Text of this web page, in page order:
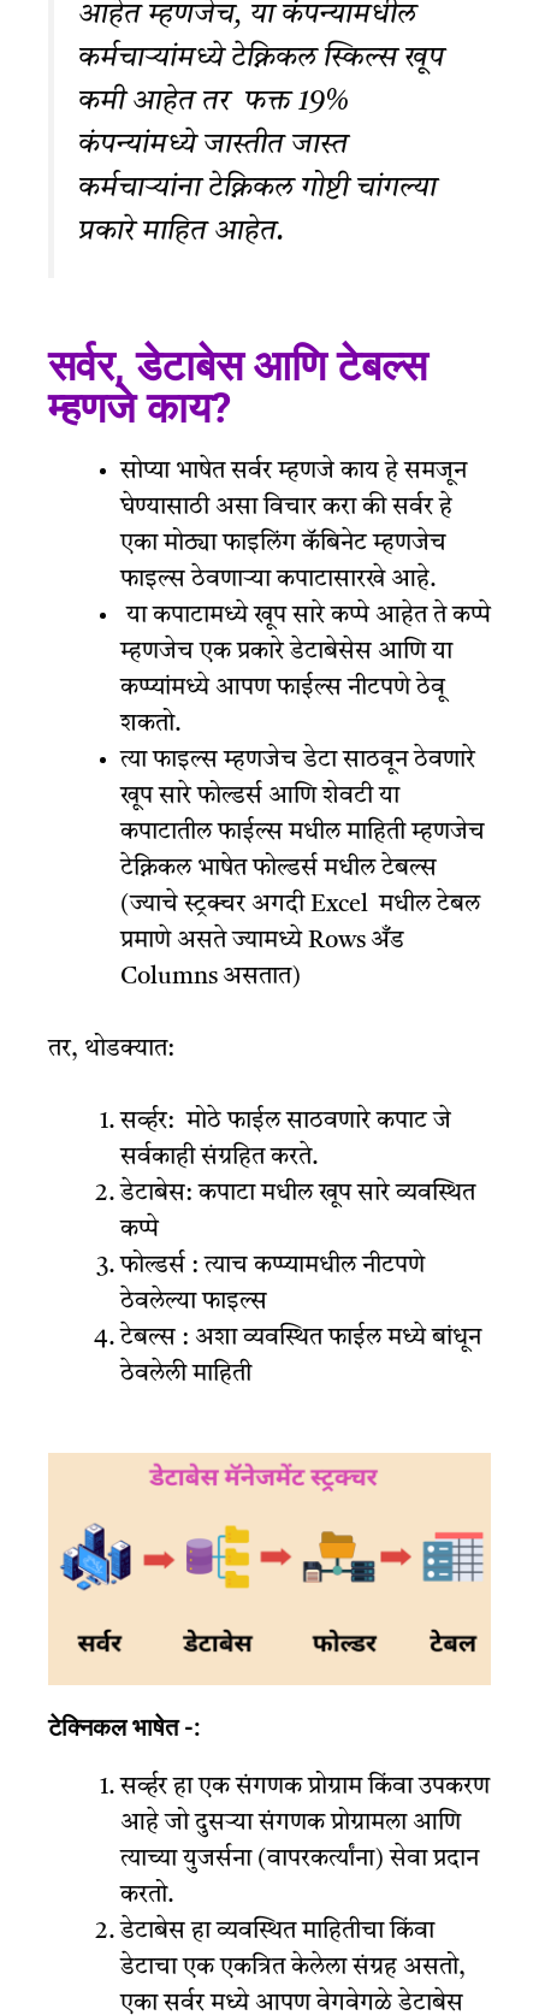
आहेत म्हणजेच, या कंपन्यामधील
कर्मचाऱ्यांमध्ये टेक्निकल स्किल्स खूप
कमी आहेत तर फक्त 19%
कंपन्यांमध्ये जास्तीत जास्त
कर्मचाऱ्यांना टेक्निकल गोष्टी चांगल्या
प्रकारे माहित आहेत.
सर्वर, डेटाबेस आणि टेबल्स
म्हणजे काय?
सोप्या भाषेत सर्वर म्हणजे काय हे समजून
घेण्यासाठी असा विचार करा की सर्वर हे
एका मोठ्या फाइलिंग कॅबिनेट म्हणजेच
फाइल्स ठेवणाऱ्या कपाटासारखे आहे.
या कपाटामध्ये खूप सारे कप्पे आहेत ते कप्पे
म्हणजेच एक प्रकारे डेटाबेसेस आणि या
कप्प्यांमध्ये आपण फाईल्स नीटपणे ठेवू
शकतो.
त्या फाइल्स म्हणजेच डेटा साठवून ठेवणारे
खूप सारे फोल्डर्स आणि शेवटी या
कपाटातील फाईल्स मधील माहिती म्हणजेच
टेक्निकल भाषेत फोल्डर्स मधील टेबल्स
(ज्याचे स्ट्रक्चर अगदी Excel मधील टेबल
प्रमाणे असते ज्यामध्ये Rows अँड
Columns असतात)
तर, थोडक्यात:
सर्व्हर: मोठे फाईल साठवणारे कपाट जे
सर्वकाही संग्रहित करते.
डेटाबेस: कपाटा मधील खूप सारे व्यवस्थित
कप्पे
फोल्डर्स : त्याच कप्प्यामधील नीटपणे
ठेवलेल्या फाइल्स
टेबल्स : अशा व्यवस्थित फाईल मध्ये बांधून
ठेवलेली माहिती
टेक्निकल भाषेत -:
सर्व्हर हा एक संगणक प्रोग्राम किंवा उपकरण
आहे जो दुसऱ्या संगणक प्रोग्रामला आणि
त्याच्या युजर्सना (वापरकर्त्यांना) सेवा प्रदान
करतो.
डेटाबेस हा व्यवस्थित माहितीचा किंवा
डेटाचा एक एकत्रित केलेला संग्रह असतो,
एका सर्वर मध्ये आपण वेगवेगळे डेटाबेस